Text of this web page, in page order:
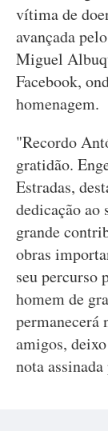
vítima de
avançada
Miguel
Facebook,
homenagem.
"Recordo
gratidão.
Estradas,
dedicação
grande
obras
seu percurso
homem de
permanecerá
amigos,
nota